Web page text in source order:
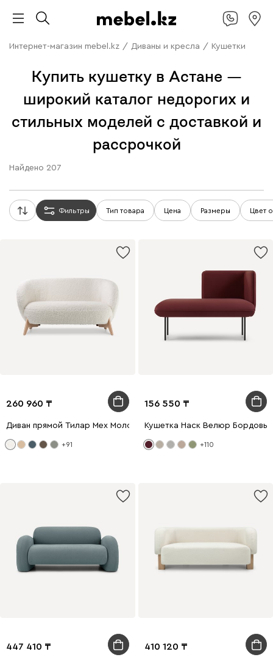
Интернет-магазин mebel.kz / Диваны и кресла / Кушетки
Купить кушетку в Астане —
широкий каталог недорогих и
стильных моделей с доставкой и
рассрочкой
Найдено 207
Фильтры Тип товара Цена Размеры Цвет
260 960
Диван прямой Тилар Мех Молочный
+91
156 550
Кушетка Наск Велюр Бордовый
+110
447 410 410 120